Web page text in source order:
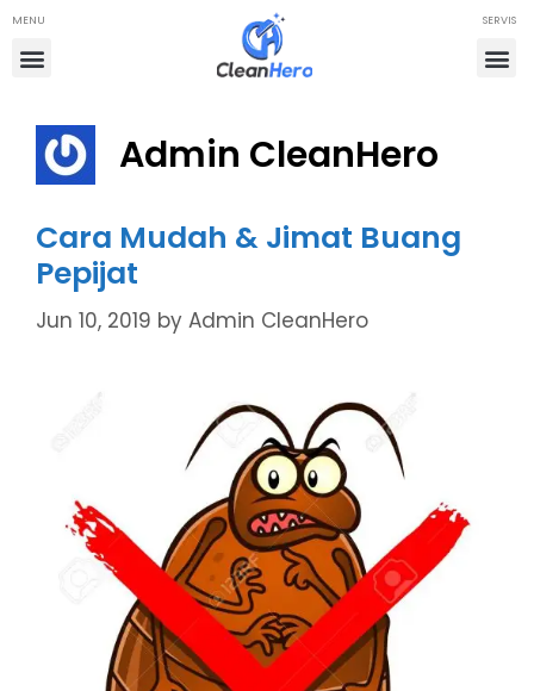
MENU SERVIS
Admin CleanHero
Cara Mudah & Jimat Buang
Pepijat
Jun 10, 2019 by Admin CleanHero